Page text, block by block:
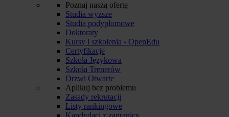
Poznaj naszą ofertę
Studia wyższe
Studia podyplomowe
Doktoraty
Kursy i szkolenia - OpenEdu
Certyfikacje
Szkoła Językowa
Szkoła Trenerów
Drzwi Otwarte
Aplikuj bez problemu
Zasady rekrutacji
Listy rankingowe